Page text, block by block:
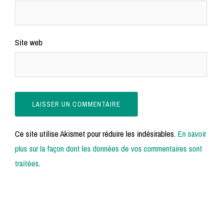
Site web
Ce site utilise Akismet pour réduire les indésirables. En savoir
plus sur la façon dont les données de vos commentaires sont
traitées.